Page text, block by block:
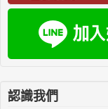
認識我們